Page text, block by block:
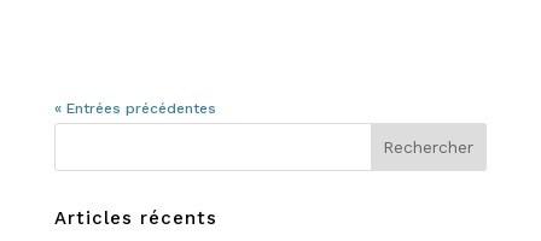
« Entrées précédentes
Articles récents